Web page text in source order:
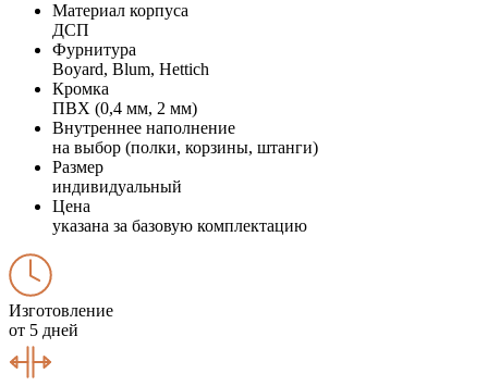
Материал корпуса
ДСП
Фурнитура
Boyard, Blum, Hettich
Кромка
ПВХ (0,4 мм, 2 мм)
Внутреннее наполнение
на выбор (полки, корзины, штанги)
Размер
индивидуальный
Цена
указана за базовую комплектацию
Изготовление
от 5 дней